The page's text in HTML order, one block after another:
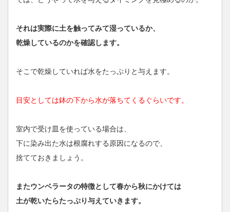
それは実際に土を触ってみて湿っているか、
乾燥しているのかを確認します。
そこで乾燥していれば水をたっぷりと与えます。
目安としては鉢の下から水が落ちてくるぐらいです。
室内で受け皿を使っている場合は、
下に染み出た水は根腐れする原因になるので、
捨てておきましょう。
またウンベラータの特徴として春から秋にかけては
土が乾いたらたっぷり与えていきます。